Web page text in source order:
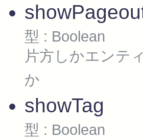
型 : Boolean
片方しかエンテ
か
showTag
型 : Boolean